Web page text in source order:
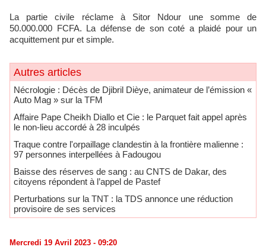
La partie civile réclame à Sitor Ndour une somme de
50.000.000 FCFA. La défense de son coté a plaidé pour un
acquittement pur et simple.
Autres articles
Nécrologie : Décès de Djibril Dièye, animateur de l’émission «
Auto Mag » sur la TFM
Affaire Pape Cheikh Diallo et Cie : le Parquet fait appel après
le non-lieu accordé à 28 inculpés
Traque contre l'orpaillage clandestin à la frontière malienne :
97 personnes interpellées à Fadougou
Baisse des réserves de sang : au CNTS de Dakar, des
citoyens répondent à l’appel de Pastef
Perturbations sur la TNT : la TDS annonce une réduction
provisoire de ses services
Mercredi 19 Avril 2023 - 09:20